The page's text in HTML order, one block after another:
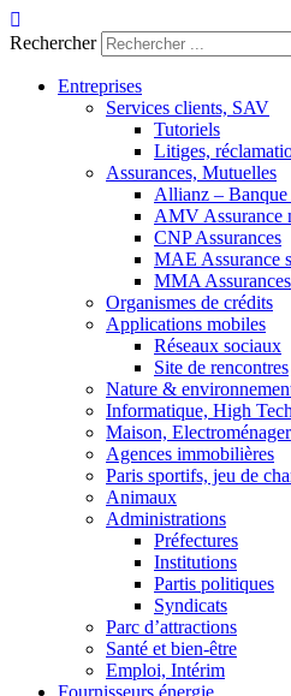
Aller
au
Rechercher
Entreprises
Services clients, SAV
Tutoriels
Litiges,
Assurances, Mutuelles
Allianz – Banque
AMV Assurance
CNP Assurances
MAE Assurance
MMA Assurances
Organismes de crédits
Applications mobiles
Réseaux sociaux
Site de rencontres
Nature &
Informatique, High Tech
Maison, Electroménager
Agences immobilières
Paris sportifs, jeu de
Animaux
Administrations
Préfectures
Institutions
Partis politiques
Syndicats
Parc d’attractions
Santé et bien-être
Emploi, Intérim
Fournisseurs énergie